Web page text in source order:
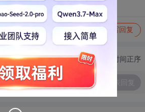
写回复
切换为时间正序